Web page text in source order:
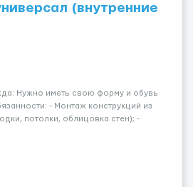
(внутренние
Нужно иметь свою форму и обувь
- Монтаж конструкций из
потолки, облицовка стен); -
грунтовка, покраска); -